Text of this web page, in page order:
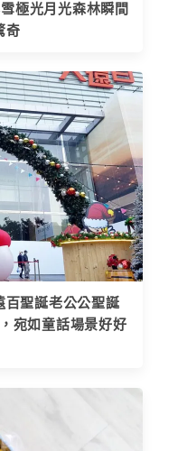
極光月光森林瞬間
奇
百聖誕老公公聖誕
宛如童話場景好好